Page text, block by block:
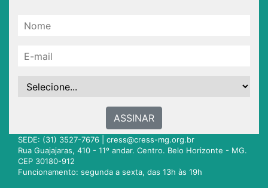
ASSINAR
SEDE: (31) 3527-7676 | cress@cress-mg.org.br
Rua Guajajaras, 410 - 11º andar. Centro. Belo Horizonte - MG.
CEP 30180-912
Funcionamento: segunda a sexta, das 13h às 19h